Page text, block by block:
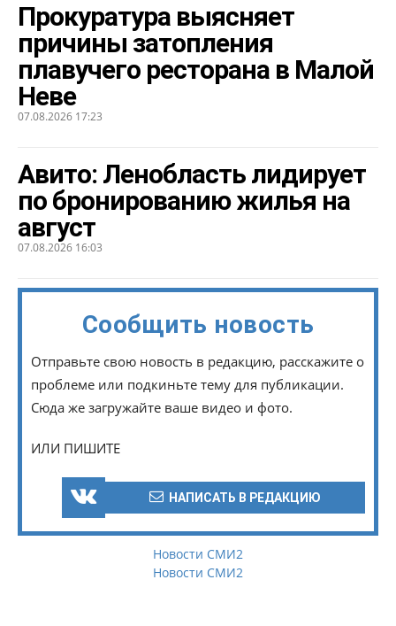
Прокуратура выясняет
причины затопления
плавучего ресторана в Малой
Неве
07.08.2026 17:23
Авито: Ленобласть лидирует
по бронированию жилья на
август
07.08.2026 16:03
Сообщить новость
Отправьте свою новость в редакцию, расскажите о
проблеме или подкиньте тему для публикации.
Сюда же загружайте ваше видео и фото.
ИЛИ ПИШИТЕ
НАПИСАТЬ В РЕДАКЦИЮ
Новости СМИ2
Новости СМИ2